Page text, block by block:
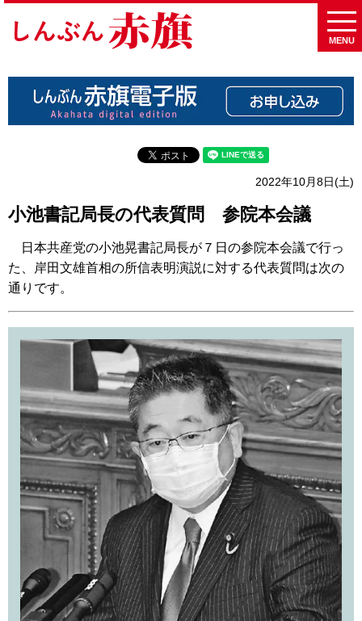
MENU
2022年10月8日(土)
小池書記局長の代表質問 参院本会議
日本共産党の小池晃書記局長が７日の参院本会議で行っ
た、岸田文雄首相の所信表明演説に対する代表質問は次の
通りです。